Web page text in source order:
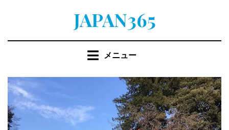
JAPAN365
メニュー